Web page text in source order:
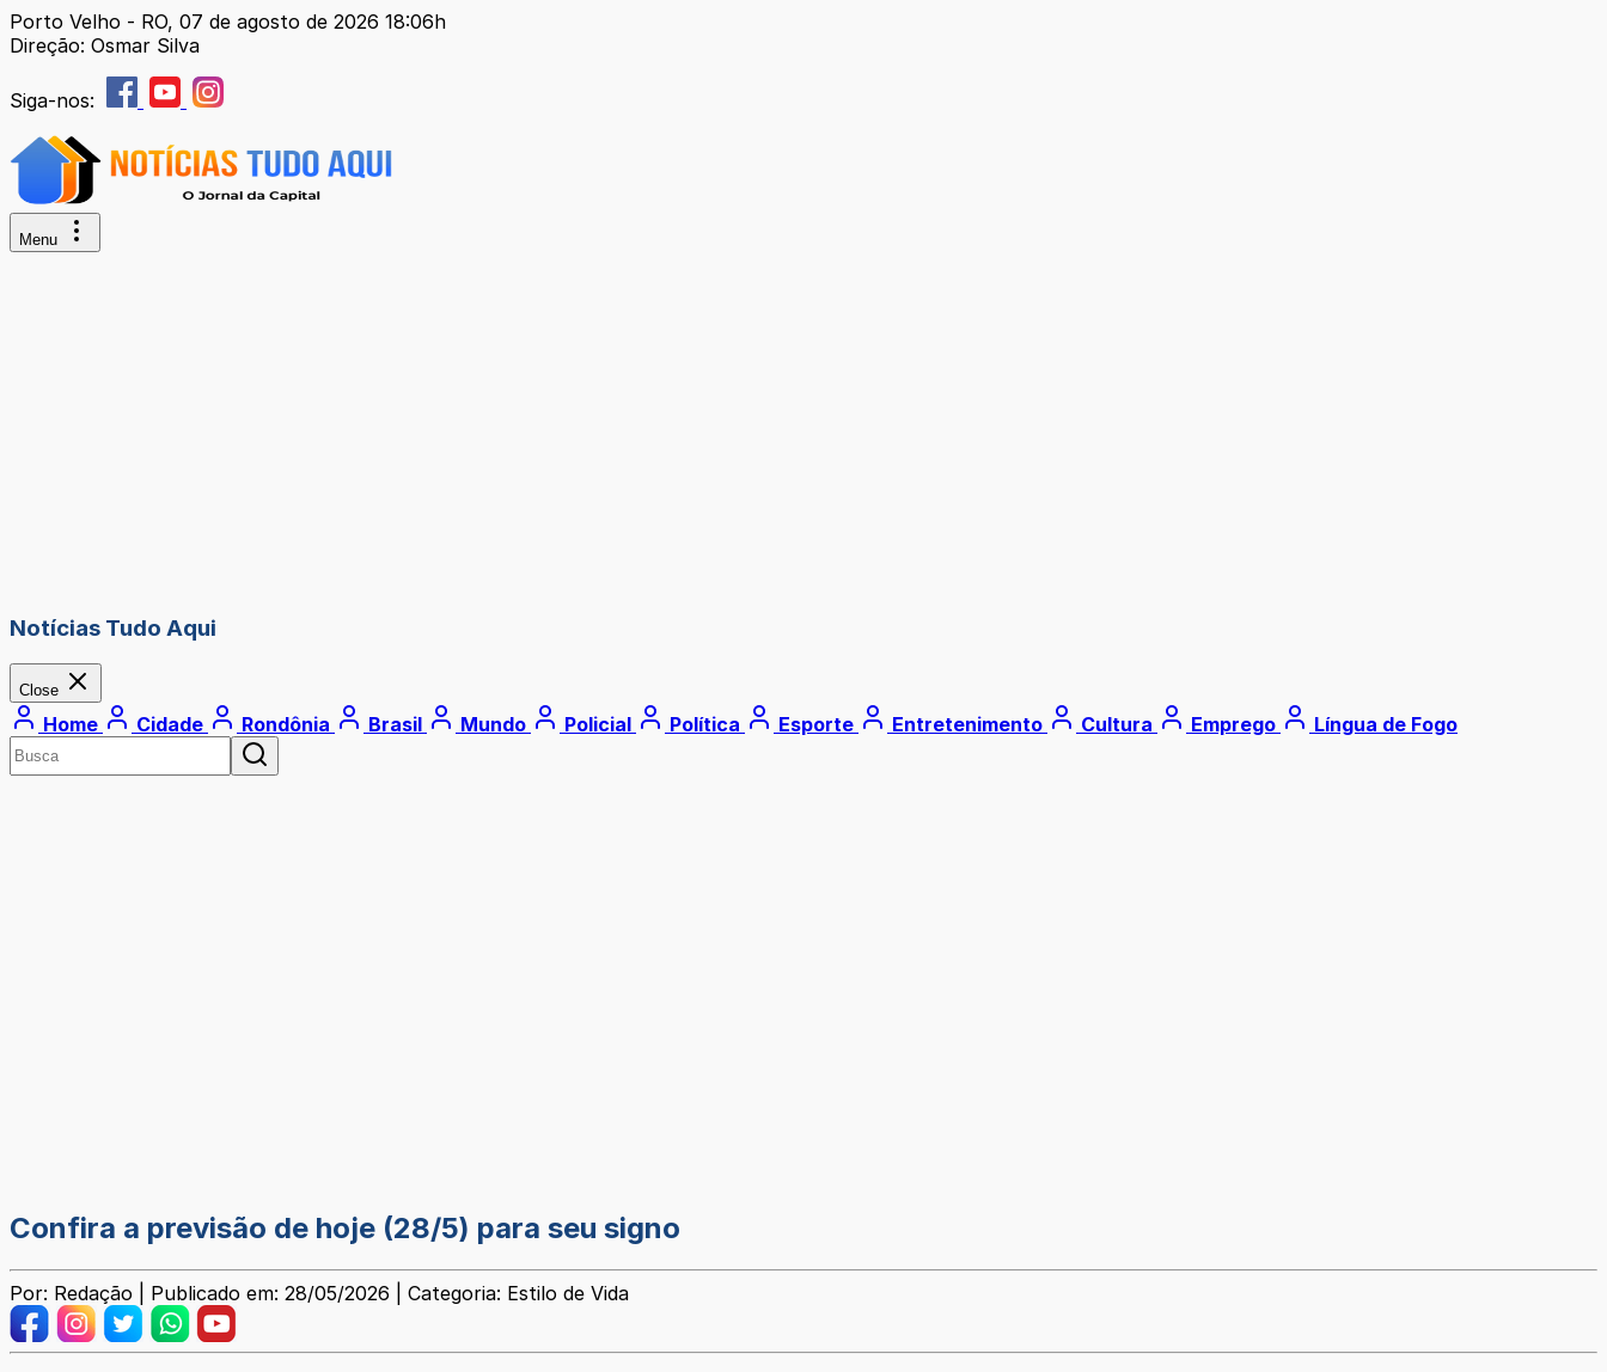
Porto Velho - RO, 07 de agosto de 2026 18:06h
Direção: Osmar Silva
Siga-nos:
Menu
Notícias Tudo Aqui
Close
Home Cidade Rondônia Brasil Mundo Policial Política Esporte Entretenimento Cultura Emprego Língua de Fogo
Confira a previsão de hoje (28/5) para seu signo
Por: Redação | Publicado em: 28/05/2026 | Categoria: Estilo de Vida